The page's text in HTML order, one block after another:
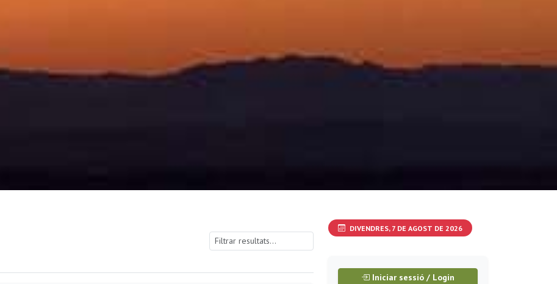
DIVENDRES, 7 DE AGOST DE 2026
Iniciar sessió / Login